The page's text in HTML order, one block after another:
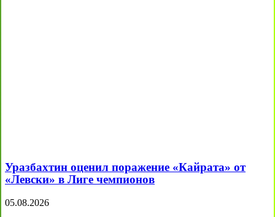
Уразбахтин оценил поражение «Кайрата» от
«Левски» в Лиге чемпионов
05.08.2026